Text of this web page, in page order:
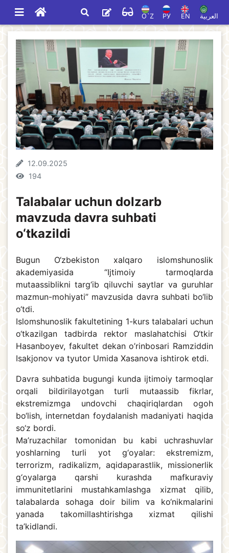
O`Z РУ EN العربية
12.09.2025
194
Talabalar uchun dolzarb
mavzuda davra suhbati
o‘tkazildi
Bugun O‘zbekiston xalqaro islomshunoslik
akademiyasida “Ijtimoiy tarmoqlarda
mutaassiblikni targ‘ib qiluvchi saytlar va guruhlar
mazmun-mohiyati” mavzusida davra suhbati bo‘lib
o‘tdi.
Islomshunoslik fakultetining 1-kurs talabalari uchun
o‘tkazilgan tadbirda rektor maslahatchisi O‘tkir
Hasanboyev, fakultet dekan o’rinbosari Ramziddin
Isakjonov va tyutor Umida Xasanova ishtirok etdi.
Davra suhbatida bugungi kunda ijtimoiy tarmoqlar
orqali bildirilayotgan turli mutaassib fikrlar,
ekstremizmga undovchi chaqiriqlardan ogoh
bo‘lish, internetdan foydalanish madaniyati haqida
so‘z bordi.
Ma’ruzachilar tomonidan bu kabi uchrashuvlar
yoshlarning turli yot g‘oyalar: ekstremizm,
terrorizm, radikalizm, aqidaparastlik, missionerlik
g‘oyalarga qarshi kurashda mafkuraviy
immunitetlarini mustahkamlashga xizmat qilib,
talabalarda sohaga doir bilim va ko‘nikmalarini
yanada takomillashtirishga xizmat qilishi
ta’kidlandi.